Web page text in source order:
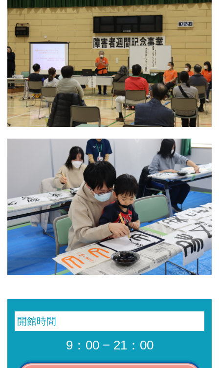
開館時間
9：00 − 21：00